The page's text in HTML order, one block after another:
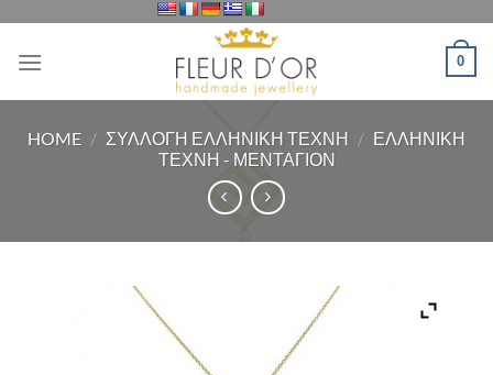
περιεχόμενο
0
HOME / ΣΥΛΛΟΓΗ ΕΛΛΗΝΙΚΗ ΤΕΧΝΗ / ΕΛΛΗΝΙΚΗ
ΤΕΧΝΗ - ΜΕΝΤΑΓΙΟΝ